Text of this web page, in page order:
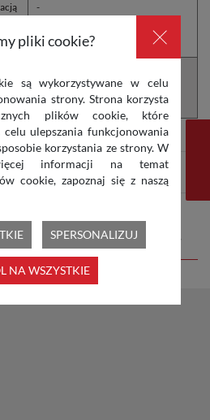
×
pliki cookie?
są wykorzystywane w celu
strony. Strona korzysta
plików cookie, które
ulepszania funkcjonowania
korzystania ze strony. W
informacji na temat
cookie, zapoznaj się z naszą
SPERSONALIZUJ
NA WSZYSTKIE
-
GENERUJ PDF